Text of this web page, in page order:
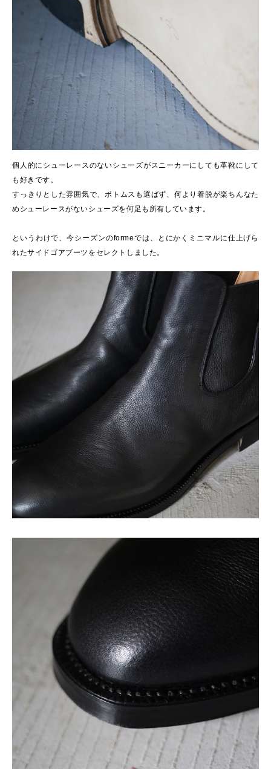
個人的にシューレースのないシューズがスニーカーにしても革靴にして
も好きです。
すっきりとした雰囲気で、ボトムスも選ばず、何より着脱が楽ちんなた
めシューレースがないシューズを何足も所有しています。
というわけで、今シーズンのformeでは、とにかくミニマルに仕上げら
れたサイドゴアブーツをセレクトしました。